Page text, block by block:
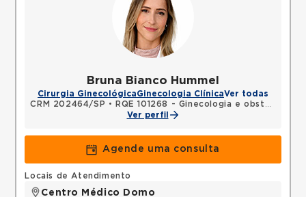
Bruna Bianco Hummel
Cirurgia GinecológicaGinecologia ClínicaVer todas
CRM 202464/SP •
RQE 101268 - Ginecologia e obstetrícia
Ver perfil
Agende uma consulta
Locais de Atendimento
Centro Médico Domo